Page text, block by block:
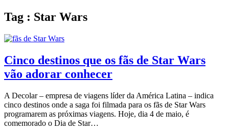
Tag : Star Wars
Cinco destinos que os fãs de Star Wars
vão adorar conhecer
A Decolar – empresa de viagens líder da América Latina – indica
cinco destinos onde a saga foi filmada para os fãs de Star Wars
programarem as próximas viagens. Hoje, dia 4 de maio, é
comemorado o Dia de Star…